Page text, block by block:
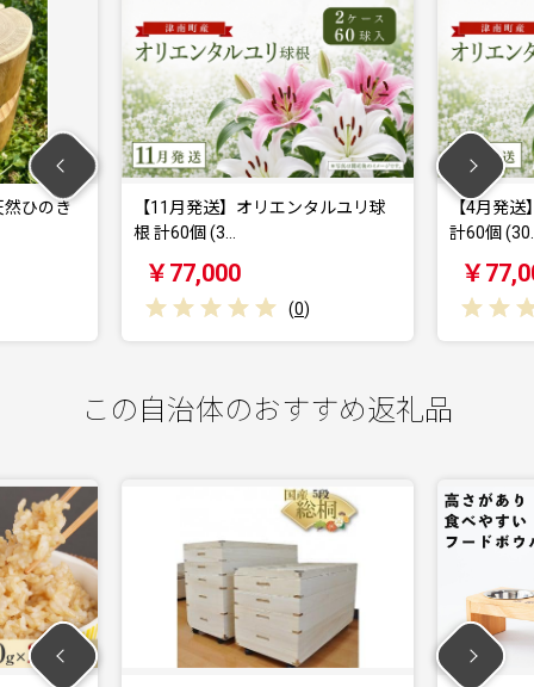
【11月発送】オリエンタルユリ球
根 計60個 (3…
￥77,000
(0 )
【4月発送】オリエ
計60個 (30…
￥77,000
(
この自治体のおすすめ返礼品